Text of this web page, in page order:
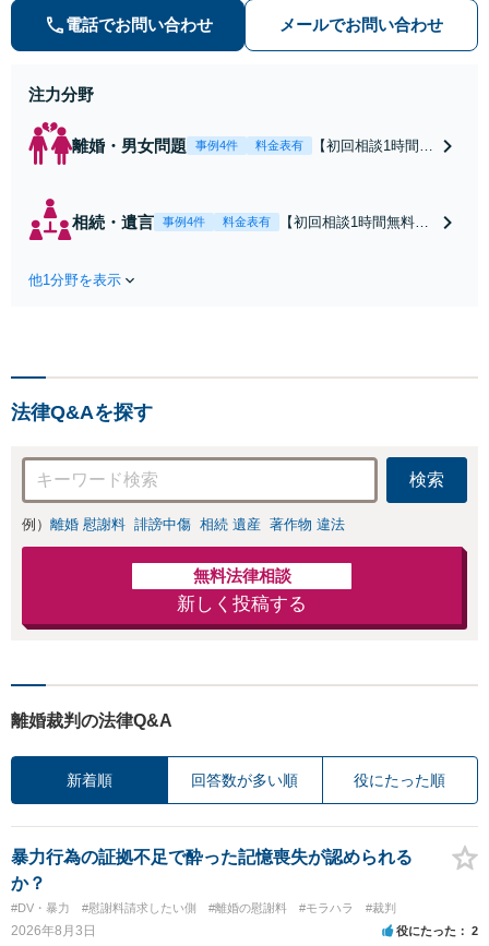
す。◇離婚（子ども・熟年・不貞・
モラハラ）◇相続（限定承認等も）
電話でお問い合わせ メールでお問い合わせ
注力分野
離婚・男女問題 事例4件 料金表有
【初回相談1時間無
で200万円の慰謝料
相続・遺言 事例4件 料金表有
【初回相談1時間無料】
続もお任せ。豊富な知
談・夜間相談OK】
他1分野を表示
法律Q&Aを探す
検索
例） 離婚 慰謝料 誹謗中傷 相続 遺産 著作物 違法
無料法律相談
新しく投稿する
離婚裁判の法律Q&A
新着順 回答数が多い順 役にたった順
暴力行為の証拠不足で酔った記憶喪失が認められる
か？
#DV・暴力 #慰謝料請求したい側 #離婚の慰謝料 #モラハラ #裁判
2026年8月3日 役にたった 2